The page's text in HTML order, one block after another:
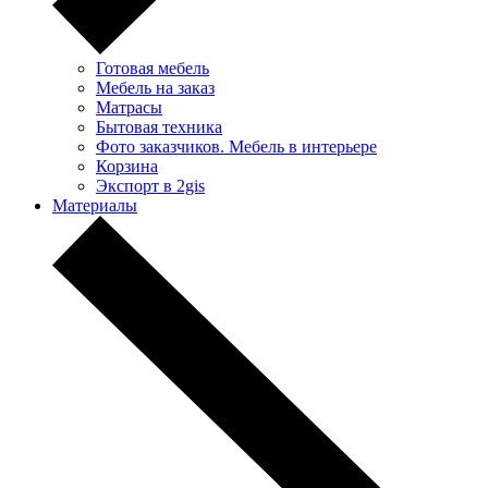
Готовая мебель
Мебель на заказ
Матрасы
Бытовая техника
Фото заказчиков. Мебель в интерьере
Корзина
Экспорт в 2gis
Материалы